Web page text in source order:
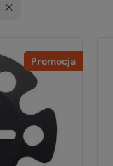
Promocja